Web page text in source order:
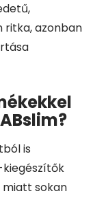
ritka, azonban
is
miatt sokan